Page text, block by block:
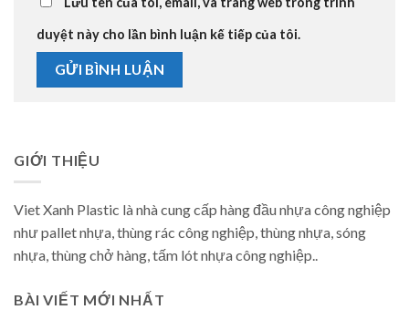
duyệt này cho lần bình luận kế tiếp của tôi.
GIỚI THIỆU
Viet Xanh Plastic là nhà cung cấp hàng đầu nhựa công nghiệp
như pallet nhựa, thùng rác công nghiệp, thùng nhựa, sóng
nhựa, thùng chở hàng, tấm lót nhựa công nghiệp..
BÀI VIẾT MỚI NHẤT